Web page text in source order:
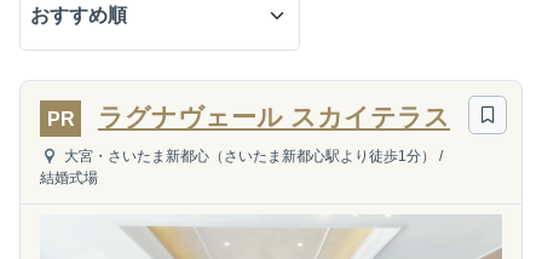
PR ラグナヴェール スカイテラス
大宮・さいたま新都心（さいたま新都心駅より徒歩1分）
/
結婚式場